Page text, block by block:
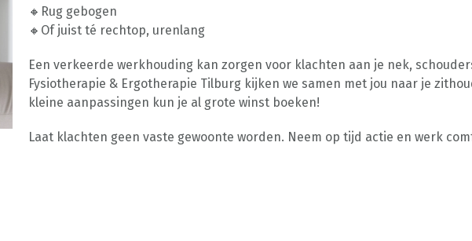
🔸Rug gebogen
🔸Of juist té rechtop, urenlang
Een verkeerde werkhouding kan zorgen voor klachten aan je nek,
Fysiotherapie & Ergotherapie Tilburg kijken we samen met jou naar je
kleine aanpassingen kun je al grote winst boeken!
Laat klachten geen vaste gewoonte worden. Neem op tijd actie en werk